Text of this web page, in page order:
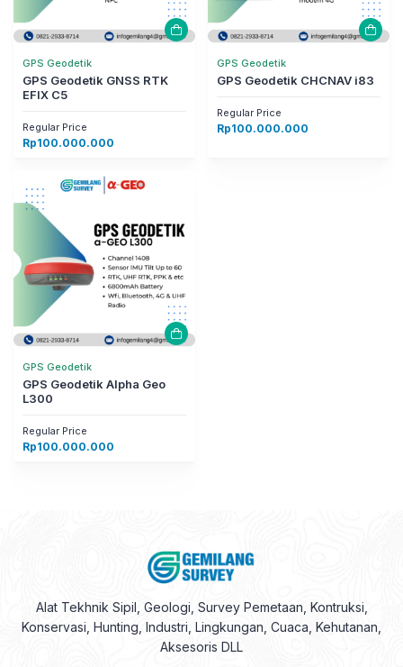
GPS Geodetik
GPS Geodetik GNSS RTK
EFIX C5
Regular Price
Rp100.000.000
GPS Geodetik
GPS Geodetik CHCNAV i83
Regular Price
Rp100.000.000
GPS Geodetik
GPS Geodetik Alpha Geo
L300
Regular Price
Rp100.000.000
Alat Tekhnik Sipil, Geologi, Survey Pemetaan, Kontruksi,
Konservasi, Hunting, Industri, Lingkungan, Cuaca, Kehutanan,
Aksesoris DLL